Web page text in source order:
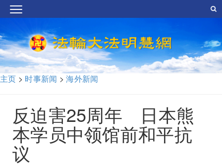
主页 > 时事新闻 >海外新闻
反迫害25周年 日本熊
本学员中领馆前和平抗
议